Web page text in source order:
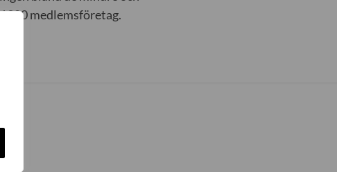
medlemsföretag.